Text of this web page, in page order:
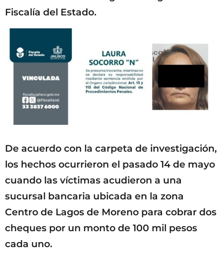
Fiscalía del Estado.
De acuerdo con la carpeta de investigación,
los hechos ocurrieron el pasado 14 de mayo
cuando las víctimas acudieron a una
sucursal bancaria ubicada en la zona
Centro de Lagos de Moreno para cobrar dos
cheques por un monto de 100 mil pesos
cada uno.